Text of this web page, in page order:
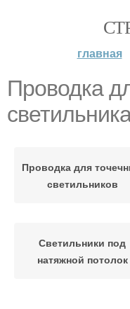
главная
Проводка
Проводка для
светильников
Светильники под
натяжной потолок